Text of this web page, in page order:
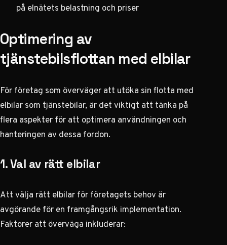
på elnätets belastning och priser
Optimering av
tjänstebilsflottan med elbilar
För företag som överväger att utöka sin flotta med
elbilar som tjänstebilar, är det viktigt att tänka på
flera aspekter för att optimera användningen och
hanteringen av dessa fordon.
1. Val av rätt elbilar
Att välja rätt elbilar för företagets behov är
avgörande för en framgångsrik implementation.
Faktorer att överväga inkluderar: